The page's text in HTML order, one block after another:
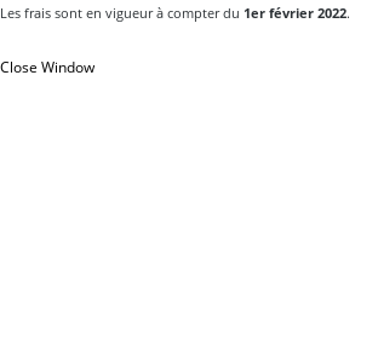
Les frais sont en vigueur à compter du 1er février 2022.
Close Window